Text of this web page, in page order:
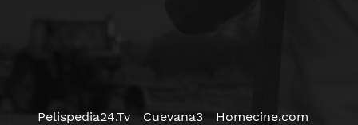
Pelispedia24.Tv Cuevana3
Homecine.com